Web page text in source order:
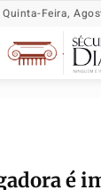
Quinta-Feira,
é